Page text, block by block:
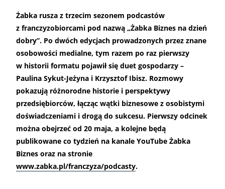
Żabka rusza z trzecim sezonem podcastów
z franczyzobiorcami pod nazwą „Żabka Biznes na dzień
dobry”. Po dwóch edycjach prowadzonych przez znane
osobowości medialne, tym razem po raz pierwszy
w historii formatu pojawił się duet gospodarzy –
Paulina Sykut-Jeżyna i Krzysztof Ibisz. Rozmowy
pokazują różnorodne historie i perspektywy
przedsiębiorców, łącząc wątki biznesowe z osobistymi
doświadczeniami i drogą do sukcesu. Pierwszy odcinek
można obejrzeć od 20 maja, a kolejne będą
publikowane co tydzień na kanale YouTube Żabka
Biznes oraz na stronie
www.zabka.pl/franczyza/podcasty.